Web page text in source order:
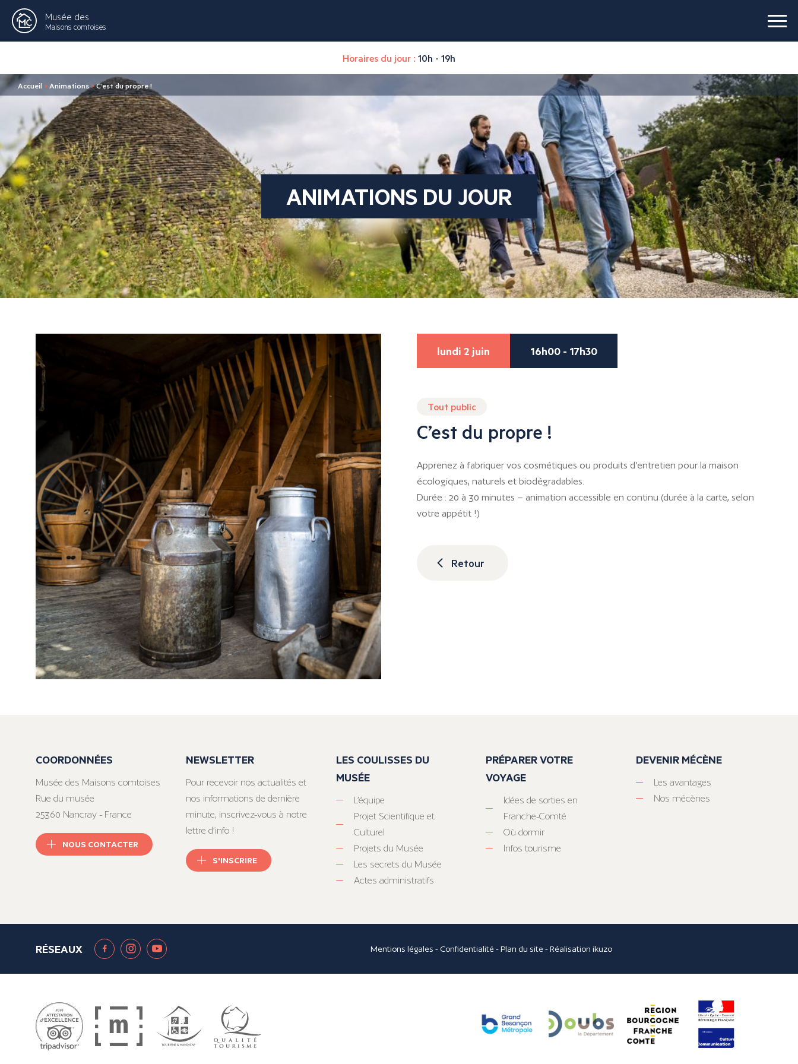
Musée des
Maisons comtoises
Horaires du jour : 10h - 19h
Accueil > Animations>C’est du propre !
ANIMATIONS DU JOUR
lundi 2 juin 16h00 - 17h30
Tout public
C’est du propre !
Apprenez à fabriquer vos cosmétiques ou produits d’entretien pour la maison
écologiques, naturels et biodégradables.
Durée : 20 à 30 minutes – animation accessible en continu (durée à la carte, selon
votre appétit !)
Retour
COORDONNÉES
Musée des Maisons comtoises
Rue du musée
25360 Nancray - France
NOUS CONTACTER
NEWSLETTER
Pour recevoir nos actualités et
nos informations de dernière
minute, inscrivez-vous à notre
lettre d’info !
S'INSCRIRE
LES COULISSES DU
MUSÉE
L’équipe
Projet Scientifique et
Culturel
Projets du Musée
Les secrets du Musée
Actes administratifs
PRÉPARER VOTRE
VOYAGE
Idées de sorties en
Franche-Comté
Où dormir
Infos tourisme
DEVENIR MÉCÈNE
Les avantages
Nos mécènes
RÉSEAUX Mentions légales - Confidentialité -Plan du site - Réalisationikuzo